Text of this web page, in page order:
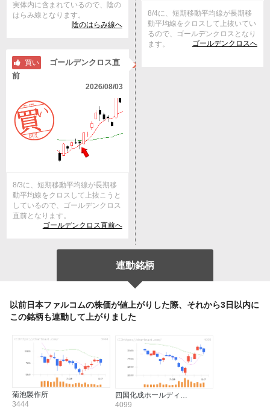
実体内に含まれているので、陰の
はらみ線となります。
陰のはらみ線へ
8/4に、短期移動平均線が長期移
動平均線をクロスして上抜いてい
るので、ゴールデンクロスとなり
ます。
ゴールデンクロスへ
買い
ゴールデンクロス直
前
2026/08/03
8/3に、短期移動平均線が長期移
動平均線をクロスして上抜こうと
しているので、ゴールデンクロス
直前となります。
ゴールデンクロス直前へ
連動銘柄
以前日本ファルコムの株価が値上がりした際、それから3日以内に
この銘柄も連動して上がりました
菊池製作所
3444
四国化成ホールディ…
4099